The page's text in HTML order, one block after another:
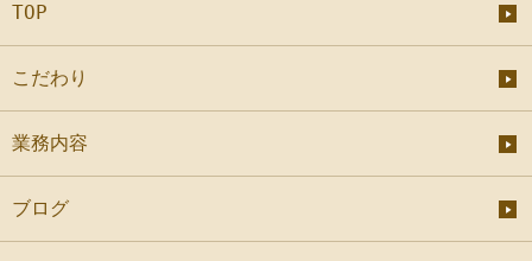
TOP
こだわり
業務内容
ブログ